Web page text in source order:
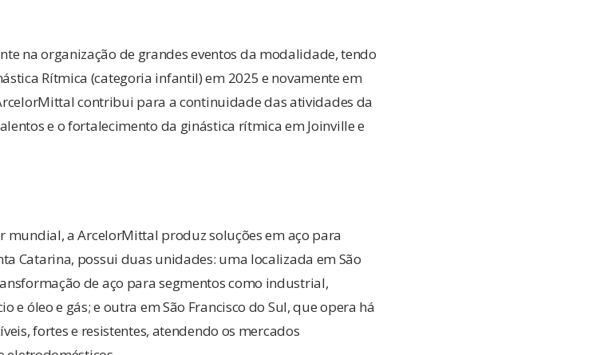
na organização de grandes eventos da modalidade, tendo
Rítmica (categoria infantil) em 2025 e novamente em
contribui para a continuidade das atividades da
e o fortalecimento da ginástica rítmica em Joinville e
a ArcelorMittal produz soluções em aço para
Catarina, possui duas unidades: uma localizada em São
de aço para segmentos como industrial,
e óleo e gás; e outra em São Francisco do Sul, que opera há
fortes e resistentes, atendendo os mercados